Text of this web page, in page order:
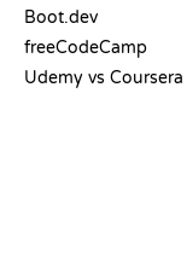
Boot.dev
freeCodeCamp
Udemy vs Coursera